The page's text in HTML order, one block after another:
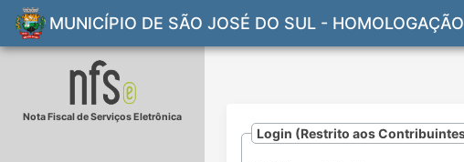
MUNICÍPIO DE SÃO JOSÉ DO SUL - HOMOLOGAÇÃO
Nota Fiscal de Serviços Eletrônica
Login (Restrito aos